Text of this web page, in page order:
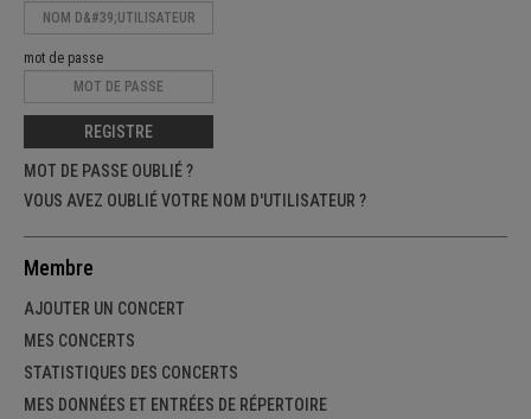
mot de passe
REGISTRE
MOT DE PASSE OUBLIÉ ?
VOUS AVEZ OUBLIÉ VOTRE NOM D'UTILISATEUR ?
Membre
AJOUTER UN CONCERT
MES CONCERTS
STATISTIQUES DES CONCERTS
MES DONNÉES ET ENTRÉES DE RÉPERTOIRE